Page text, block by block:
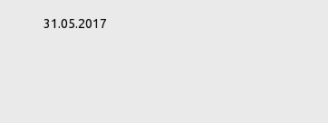
31.05.2017